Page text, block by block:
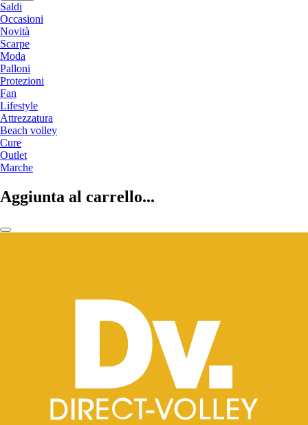
Saldi
Occasioni
Novità
Scarpe
Moda
Palloni
Protezioni
Fan
Lifestyle
Attrezzatura
Beach volley
Cure
Outlet
Marche
Aggiunta al carrello...